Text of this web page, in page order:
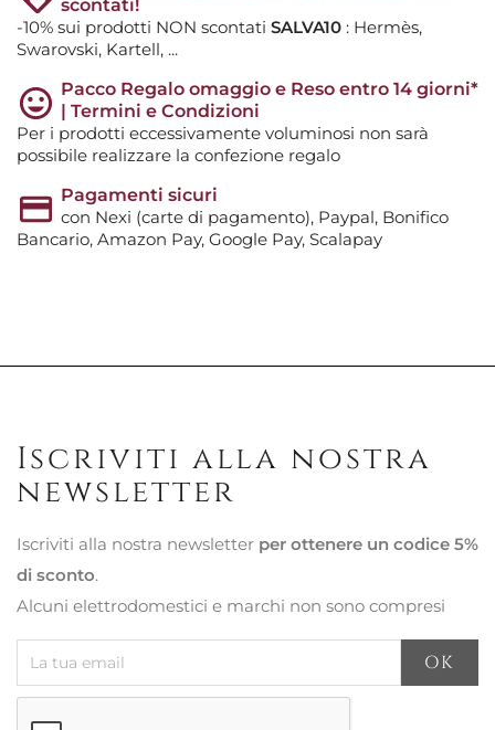
scontati!
-10% sui prodotti NON scontati SALVA10 : Hermès,
Swarovski, Kartell, ...
Pacco Regalo omaggio e Reso entro 14 giorni*
| Termini e Condizioni
Per i prodotti eccessivamente voluminosi non sarà
possibile realizzare la confezione regalo
Pagamenti sicuri
con Nexi (carte di pagamento), Paypal, Bonifico
Bancario, Amazon Pay, Google Pay, Scalapay
Iscriviti alla nostra
newsletter
Iscriviti alla nostra newsletter per ottenere un codice 5%
di sconto.
Alcuni elettrodomestici e marchi non sono compresi